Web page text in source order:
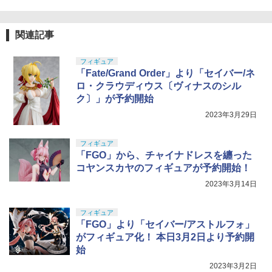
関連記事
フィギュア
「Fate/Grand Order」より「セイバー/ネ
ロ・クラウディウス〔ヴィナスのシル
ク〕」が予約開始
2023年3月29日
フィギュア
「FGO」から、チャイナドレスを纏った
コヤンスカヤのフィギュアが予約開始！
2023年3月14日
フィギュア
「FGO」より「セイバー/アストルフォ」
がフィギュア化！ 本日3月2日より予約開
始
2023年3月2日